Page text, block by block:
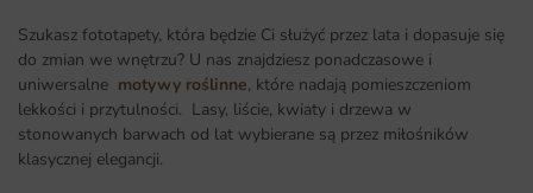
Szukasz fototapety, która będzie Ci służyć przez lata i dopasuje się
do zmian we wnętrzu? U nas znajdziesz ponadczasowe i
uniwersalne motywy roślinne, które nadają pomieszczeniom
lekkości i przytulności. Lasy, liście, kwiaty i drzewa w
stonowanych barwach od lat wybierane są przez miłośników
klasycznej elegancji.